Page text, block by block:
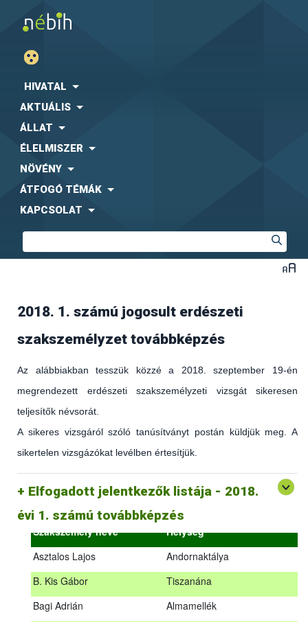
HIVATAL
AKTUÁLIS
ÁLLAT
ÉLELMISZER
NÖVÉNY
ÁTFOGÓ TÉMÁK
KAPCSOLAT
2018. 1. számú jogosult erdészeti
szakszemélyzet továbbképzés
Az alábbiakban tesszük közzé a 2018. szeptember 19-én
megrendezett erdészeti szakszemélyzeti vizsgát sikeresen
teljesítők névsorát.
A sikeres vizsgáról szóló tanúsítványt postán küldjük meg. A
sikertelen vizsgázókat levélben értesítjük.
Elfogadott jelentkezők listája - 2018.
évi 1. számú továbbképzés
(az erdőgazdálkodást és az erdészeti szakirányítást érintő
hatályos jogszabályokról és azok alkalmazásáról szóló
általános továbbképzés)
2018.09.18. – 2018.09.19.
Szakszemély neve
Helység
Asztalos Lajos
Andornaktálya
B. Kis Gábor
Tiszanána
Bagi Adrián
Almamellék
Az alábbiakban tesszük közzé a 2018. szeptember 19-én
megrendezett erdészeti szakszemélyzeti vizsgát sikeresen